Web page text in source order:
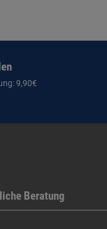
9,90€
Beratung